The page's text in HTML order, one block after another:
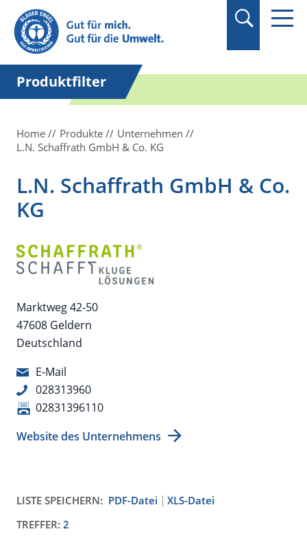
Suchbegriff in
Anführungszeichen
setzen.
Produktfilter
Home Produkte
Unternehmen
L.N. Schaffrath GmbH & Co. KG
L.N. Schaffrath GmbH & Co.
KG
Marktweg 42-50
47608 Geldern
Deutschland
E-Mail
028313960
02831396110
Website des Unternehmens
LISTE SPEICHERN: PDF-Datei
XLS-Datei
TREFFER: 2